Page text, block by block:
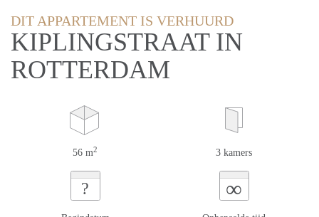
DIT APPARTEMENT IS VERHUURD
KIPLINGSTRAAT IN
ROTTERDAM
56 m2 3 kamers
? ∞